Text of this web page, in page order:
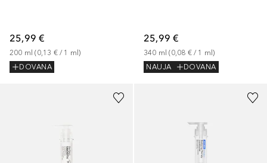
25,99 €
200 ml (0,13 € / 1 ml)
DOVANA
25,99 €
340 ml (0,08 € / 1 ml)
NAUJA
DOVANA